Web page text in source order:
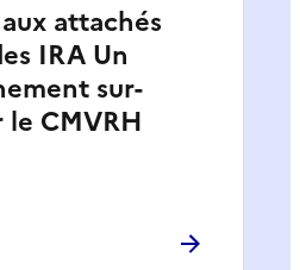
attachés
IRA Un
sur-
le CMVRH